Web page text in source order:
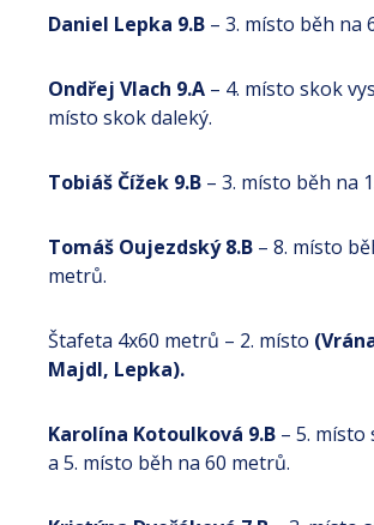
Daniel Lepka 9.B – 3. místo běh na
Ondřej Vlach 9.A – 4. místo skok
místo skok daleký.
Tobiáš Čížek 9.B – 3. místo běh na
Tomáš Oujezdský 8.B – 8. místo
metrů.
Štafeta 4x60 metrů – 2. místo
Majdl, Lepka).
Karolína Kotoulková 9.B – 5. místo
a 5. místo běh na 60 metrů.